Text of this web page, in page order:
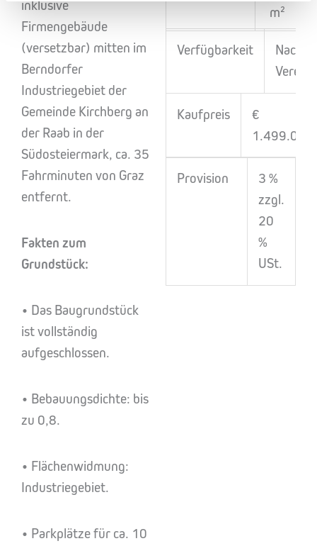
inklusive
Firmengebäude
(versetzbar) mitten im
Berndorfer
Industriegebiet der
Gemeinde Kirchberg an
der Raab in der
Südosteiermark, ca. 35
Fahrminuten von Graz
entfernt.
Fakten zum
Grundstück:
• Das Baugrundstück
ist vollständig
aufgeschlossen.
• Bebauungsdichte: bis
zu 0,8.
• Flächenwidmung:
Industriegebiet.
• Parkplätze für ca. 10
m²
Verfügbarkeit
Nach
Kaufpreis
€
Provision
3 %
zzgl.
20
%
USt.